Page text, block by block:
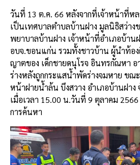
o
k
วันที่ 13 ต.ค. 66 หลังจากที่เจ้าหน้าที่ห
เป็นเทศบาลตำบลบ้านฝาง มูลนิธิสว่า
พยาบาลบ้านฝาง เจ้าหน้าที่อำเภอบ้าน
อบจ.ขอนแก่น รวมทั้งชาวบ้าน ผู้นำท้อ
ญาตของ เด็กชายดนุโรจ อินทรกัณหา อ
ร่างหลังถูกกระแสน้ำพัดร่างจมหาย ขณ
หน้าฝายน้ำล้น บึงสวาง อำเภอบ้านฝาง
เมื่อเวลา 15.00 น.วันที่ 9 ตุลาคม
การค้นหา